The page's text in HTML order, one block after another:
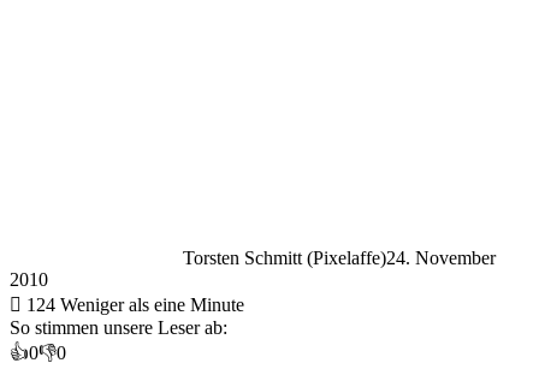
Torsten Schmitt (Pixelaffe)24. November
2010
124 Weniger als eine Minute
So stimmen unsere Leser ab:
👍0👎0